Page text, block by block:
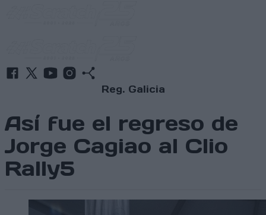
Reg. Galicia
Así fue el regreso de
Jorge Cagiao al Clio
Rally5